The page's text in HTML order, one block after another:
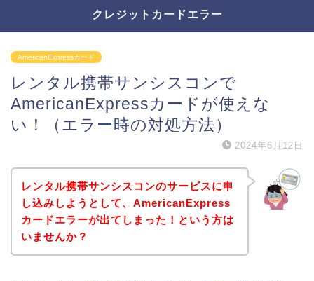
クレジットカードエラー
AmericanExpressカード
レンタル携帯サンシスコンで
AmericanExpressカードが使えな
い！（エラー時の対処方法）
2024年6月12日
レンタル携帯サンシスコンのサービスに申
し込みしようとして、AmericanExpress
カードエラーが出てしまった！という方は
いませんか？